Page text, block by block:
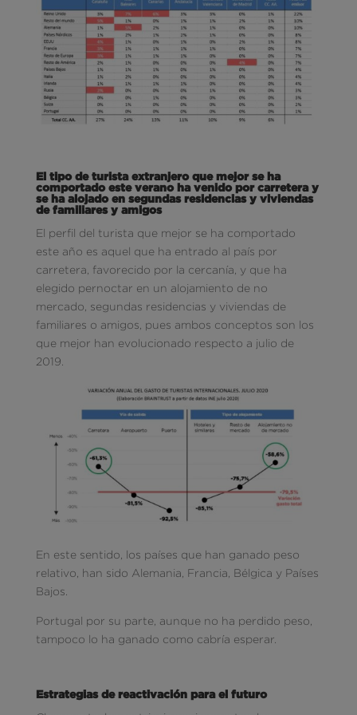
El tipo de turista extranjero que mejor se ha
comportado este verano ha venido por carretera y
se ha alojado en segundas residencias y viviendas
de familiares y amigos
El perfil del turista que mejor se ha comportado
este año es aquel que ha entrado al país por
carretera, favorecido por la cercanía, y que ha
elegido pernoctar en un alojamiento de no
mercado, segundas residencias y viviendas de
familiares o amigos, pues ambos conceptos son los
que mejor han evolucionado respecto a julio de
2019.
En este sentido, los países que han ganado peso
relativo, han sido Alemania, Francia, Bélgica y Países
Bajos.
Portugal por su parte, aunque no ha perdido peso,
tampoco lo ha ganado como cabría esperar.
Estrategias de reactivación para el futuro